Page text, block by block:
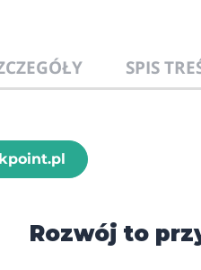
SPIS
Rozwój to